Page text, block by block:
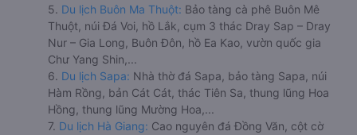
5. Du lịch Buôn Ma Thuột: Bảo tàng cà phê Buôn Mê
Thuột, núi Đá Voi, hồ Lắk, cụm 3 thác Dray Sap – Dray
Nur – Gia Long, Buôn Đôn, hồ Ea Kao, vườn quốc gia
Chư Yang Shin,...
6. Du lịch Sapa: Nhà thờ đá Sapa, bảo tàng Sapa, núi
Hàm Rồng, bản Cát Cát, thác Tiên Sa, thung lũng Hoa
Hồng, thung lũng Mường Hoa,...
7. Du lịch Hà Giang: Cao nguyên đá Đồng Văn, cột cờ